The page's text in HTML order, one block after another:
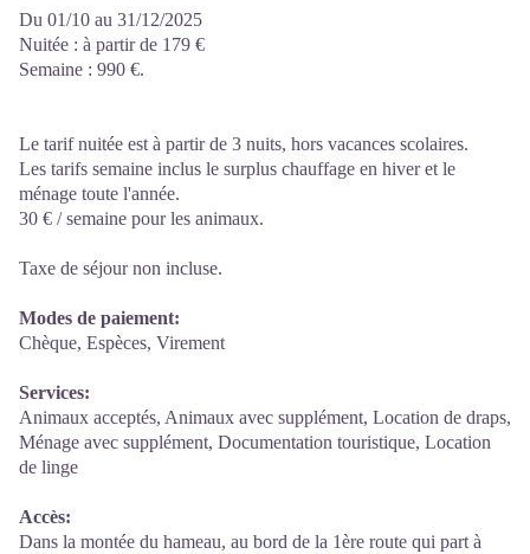
Du 01/10 au 31/12/2025
Nuitée : à partir de 179 €
Semaine : 990 €.
Le tarif nuitée est à partir de 3 nuits, hors vacances scolaires.
Les tarifs semaine inclus le surplus chauffage en hiver et le
ménage toute l'année.
30 € / semaine pour les animaux.
Taxe de séjour non incluse.
Modes de paiement:
Chèque, Espèces, Virement
Services:
Animaux acceptés, Animaux avec supplément, Location de draps,
Ménage avec supplément, Documentation touristique, Location
de linge
Accès:
Dans la montée du hameau, au bord de la 1ère route qui part à